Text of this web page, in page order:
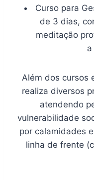
Curso para
de 3 dias,
meditação
Além dos cursos
realiza diversos
atendendo
vulnerabilidade
por calamidades
linha de frente